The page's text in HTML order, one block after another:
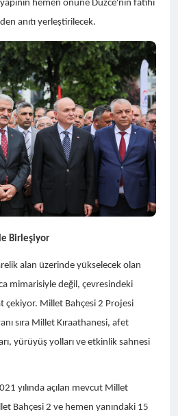
hemen önüne Düzce'nin fatihi
anıtı yerleştirilecek.
Birleşiyor
alan üzerinde yükselecek olan
mimarisiyle değil, çevresindeki
çekiyor. Millet Bahçesi 2 Projesi
sıra Millet Kıraathanesi, afet
yürüyüş yolları ve etkinlik sahnesi
yılında açılan mevcut Millet
Bahçesi 2 ve hemen yanındaki 15